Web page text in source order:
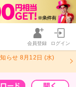
会員登録 ログイン
らせ 8月12日 (水)